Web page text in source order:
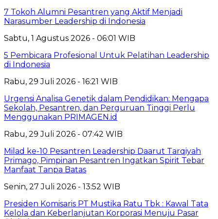
7 Tokoh Alumni Pesantren yang Aktif Menjadi
Narasumber Leadership di Indonesia
Sabtu, 1 Agustus 2026 - 06:01 WIB
5 Pembicara Profesional Untuk Pelatihan Leadership
di Indonesia
Rabu, 29 Juli 2026 - 16:21 WIB
Urgensi Analisa Genetik dalam Pendidikan: Mengapa
Sekolah, Pesantren, dan Perguruan Tinggi Perlu
Menggunakan PRIMAGEN.id
Rabu, 29 Juli 2026 - 07:42 WIB
Milad ke-10 Pesantren Leadership Daarut Tarqiyah
Primago, Pimpinan Pesantren Ingatkan Spirit Tebar
Manfaat Tanpa Batas
Senin, 27 Juli 2026 - 13:52 WIB
Presiden Komisaris PT Mustika Ratu Tbk : Kawal Tata
Kelola dan Keberlanjutan Korporasi Menuju Pasar